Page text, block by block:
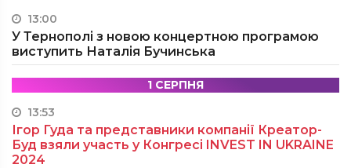
13:00
У Тернополі з новою концертною програмою
виступить Наталія Бучинська
1 СЕРПНЯ
13:53
Ігор Гуда та представники компанії Креатор-
Буд взяли участь у Конгресі INVEST IN UKRAINE
2024